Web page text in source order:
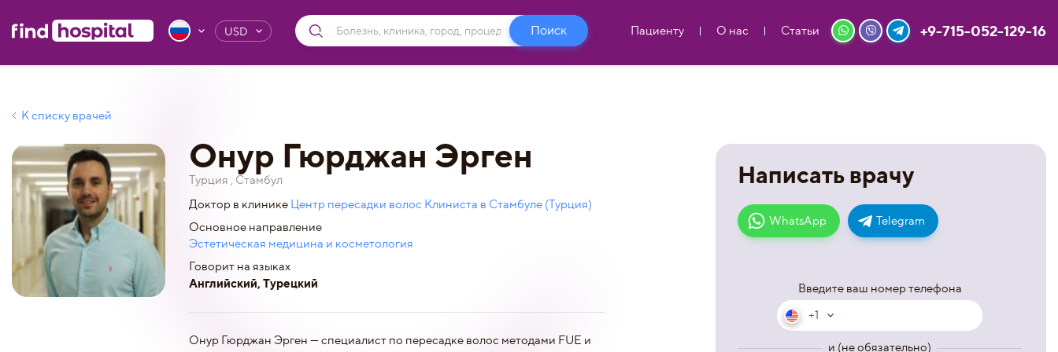
USD Пациенту О нас Статьи +9-715-052-129-16
К списку врачей
Написать врачу
WhatsApp Telegram
Введите ваш номер телефона
+1
и (не обязательно)
Онур Гюрджан Эрген
Турция , Стамбул
Доктор в клинике Центр пересадки волос Клиниста в Стамбуле (Турция)
Основное направление
Эстетическая медицина и косметология
Говорит на языках
Английский, Турецкий
Онур Гюрджан Эрген — специалист по пересадке волос методами FUE и